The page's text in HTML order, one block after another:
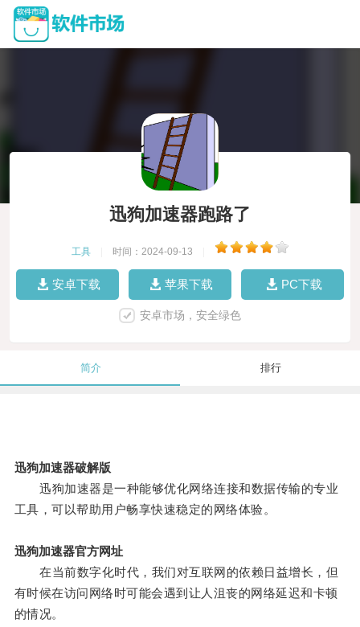
迅狗加速器跑路了
工具 时间：2024-09-13
安卓下载 苹果下载 PC下载
安卓市场，安全绿色
简介 排行
迅狗加速器破解版
迅狗加速器是一种能够优化网络连接和数据传输的专业
工具，可以帮助用户畅享快速稳定的网络体验。
迅狗加速器官方网址
在当前数字化时代，我们对互联网的依赖日益增长，但
有时候在访问网络时可能会遇到让人沮丧的网络延迟和卡顿
的情况。